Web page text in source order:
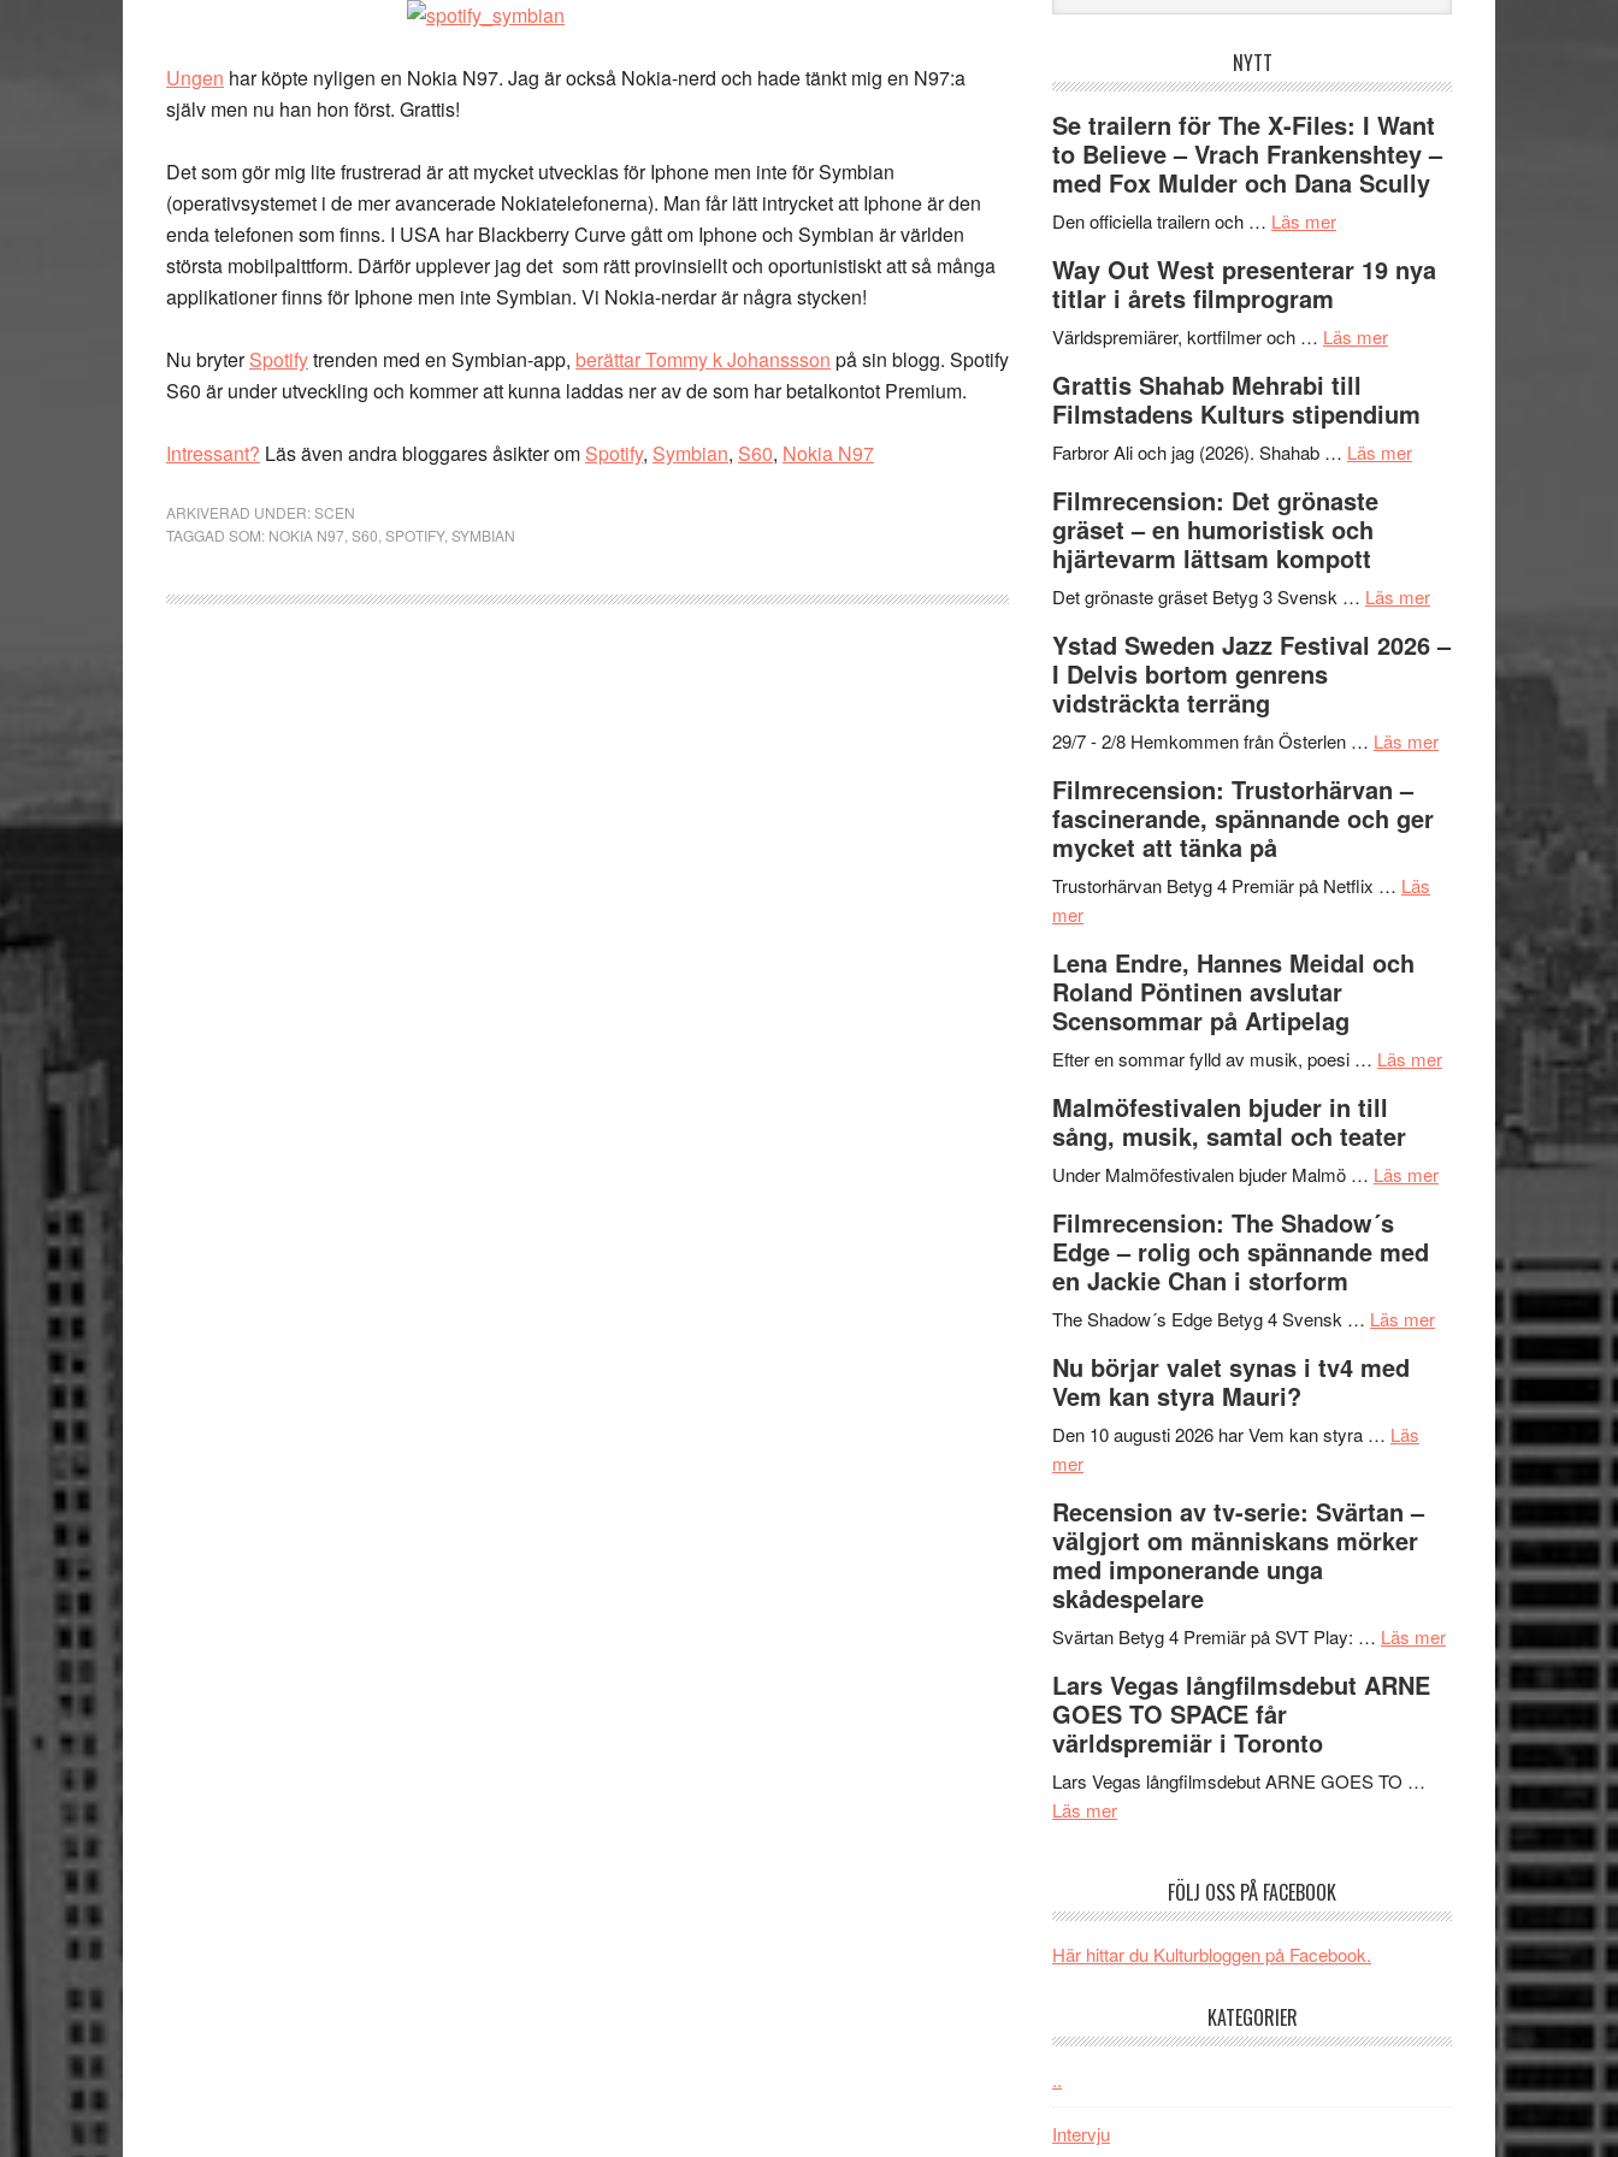
Ungen har köpte nyligen en Nokia N97. Jag är också Nokia-nerd och hade tänkt mig en N97:a
själv men nu han hon först. Grattis!
Det som gör mig lite frustrerad är att mycket utvecklas för Iphone men inte för Symbian
(operativsystemet i de mer avancerade Nokiatelefonerna). Man får lätt intrycket att Iphone är den
enda telefonen som finns. I USA har Blackberry Curve gått om Iphone och Symbian är världen
största mobilpalttform. Därför upplever jag det som rätt provinsiellt och oportunistiskt att så många
applikationer finns för Iphone men inte Symbian. Vi Nokia-nerdar är några stycken!
Nu bryterSpotifytrenden med en Symbian-app, berättar Tommy k Johanssson på sin blogg. Spotify
S60 är under utveckling och kommer att kunna laddas ner av de som har betalkontot Premium.
Intressant? Läs även andra bloggares åsikter om Spotify, Symbian, S60, Nokia N97
ARKIVERAD UNDER:SCEN
TAGGAD SOM: NOKIA N97 S60 SPOTIFY, SYMBIAN
webbplatsen
NYTT
Se trailern för The X-Files: I Want
to Believe – Vrach Frankenshtey –
med Fox Mulder och Dana Scully
Den officiella trailern och … Läs merom
trailern
The
Files:
I
Want
Believe
–
Vrach
Frankenshtey
med
och
Scully
Way Out West presenterar 19 nya
titlar i årets filmprogram
Världspremiärer, kortfilmer och … Läs merom
West
presenterar
årets
Grattis Shahab Mehrabi till
Filmstadens Kulturs stipendium
Farbror Ali och jag (2026). Shahab … Läs merom
Filmstadens
stipendium
Filmrecension: Det grönaste
gräset – en humoristisk och
hjärtevarm lättsam kompott
Det grönaste gräset Betyg 3 Svensk … Läs merom
Det
–
och
Ystad Sweden Jazz Festival 2026 –
I Delvis bortom genrens
vidsträckta terräng
29/7 - 2/8 Hemkommen från Österlen … Läs merom
vidsträckta
Filmrecension: Trustorhärvan –
fascinerande, spännande och ger
mycket att tänka på
Trustorhärvan Betyg 4 Premiär på Netflix … Läs
merom
Trustorhärvan
–
fascinerande,
spännande
ger
mycket
att
på
Lena Endre, Hannes Meidal och
Roland Pöntinen avslutar
Scensommar på Artipelag
Efter en sommar fylld av musik, poesi … Läs merom
Pöntinen
avslutar
Scensommar
Artipelag
Malmöfestivalen bjuder in till
sång, musik, samtal och teater
Under Malmöfestivalen bjuder Malmö … Läs merom
Filmrecension: The Shadow´s
Edge – rolig och spännande med
en Jackie Chan i storform
The Shadow´s Edge Betyg 4 Svensk … Läs merom
Filmrecension:
Shadow
spännande
en
storform
Nu börjar valet synas i tv4 med
Vem kan styra Mauri?
Den 10 augusti 2026 har Vem kan styra … Läs
merom
börjar
valet
synas
i
tv4
Vem
kan
styra
Mauri?
Recension av tv-serie: Svärtan –
välgjort om människans mörker
med imponerande unga
skådespelare
Svärtan Betyg 4 Premiär på SVT Play: … Läs merom
Recension
Svärtan
människans
mörker
imponerande
skådespelare
Lars Vegas långfilmsdebut ARNE
GOES TO SPACE får
världspremiär i Toronto
Lars Vegas långfilmsdebut ARNE GOES TO …
Läs merom
långfilmsdebut
ARNE
GOES
får
FÖLJ OSS PÅ FACEBOOK
Här hittar du Kulturbloggen på Facebook.
KATEGORIER
..
Intervju